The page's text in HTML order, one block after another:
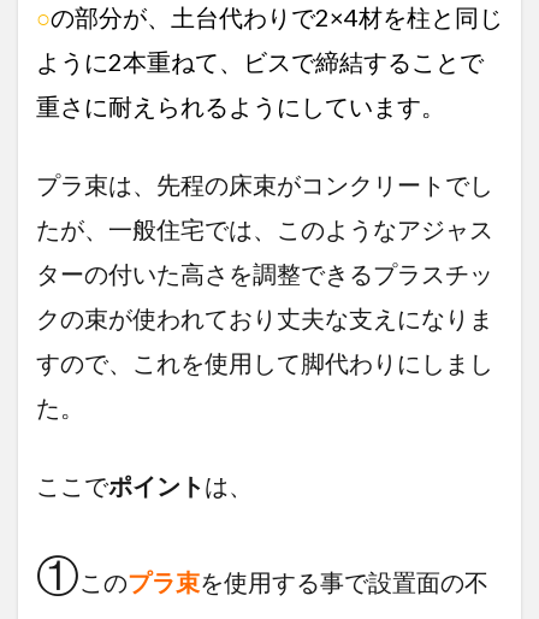
○の部分が、土台代わりで2×4材を柱と同じ
ように2本重ねて、ビスで締結することで
重さに耐えられるようにしています。
プラ束は、先程の床束がコンクリートでし
たが、一般住宅では、このようなアジャス
ターの付いた高さを調整できるプラスチッ
クの束が使われており丈夫な支えになりま
すので、これを使用して脚代わりにしまし
た。
ここでポイント は、
① このプラ束を使用する事で設置面の不